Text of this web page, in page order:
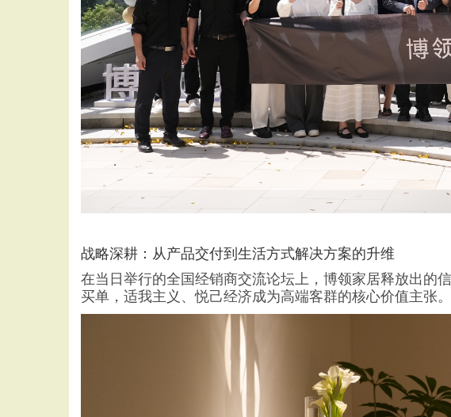
战略深耕：从产品交付到生活方式解决方案的升维
在当日举行的全国经销商交流论坛上，博领家居释放出的
买单，适我主义、悦己经济成为高端客群的核心价值主张。